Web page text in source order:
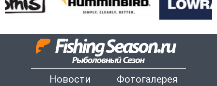
Новости
Фотогалерея